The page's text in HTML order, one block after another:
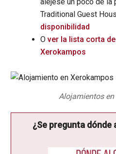
Traditional Guest
disponibilidad
Over la lista corta
Xerokampos
Alojamientos
¿Se pregunta dónde